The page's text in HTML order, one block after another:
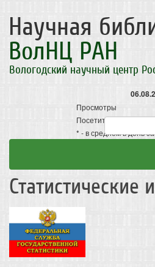
Научная
ВолНЦ РАН
Вологодский научный центр
Просмотры
Посетители
* - в среднем в день
Статистические